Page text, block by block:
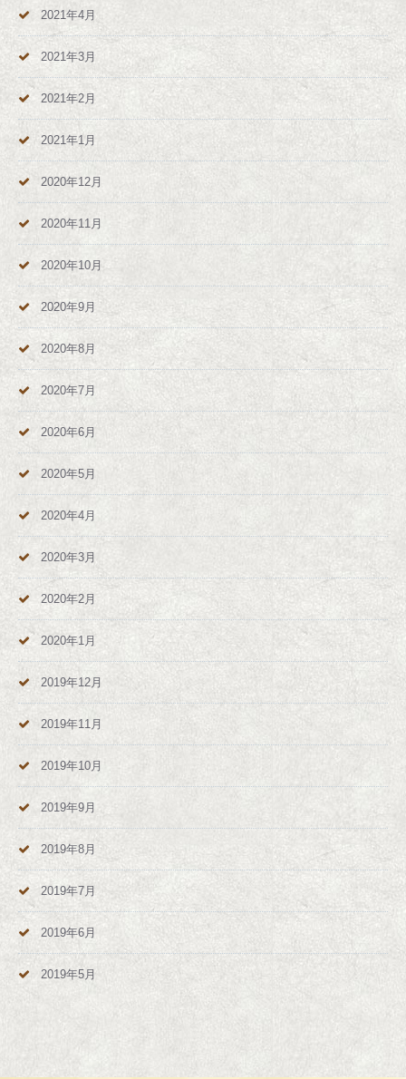
2021年4月
2021年3月
2021年2月
2021年1月
2020年12月
2020年11月
2020年10月
2020年9月
2020年8月
2020年7月
2020年6月
2020年5月
2020年4月
2020年3月
2020年2月
2020年1月
2019年12月
2019年11月
2019年10月
2019年9月
2019年8月
2019年7月
2019年6月
2019年5月